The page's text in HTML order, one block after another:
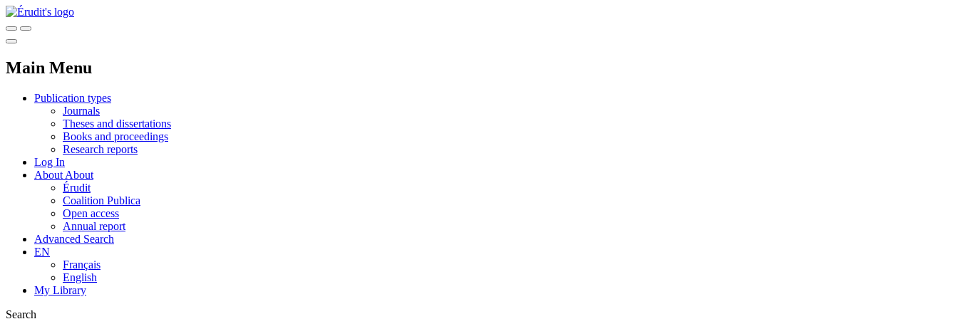
Main Menu
Publication types
Journals
Theses and dissertations
Books and proceedings
Research reports
Log In
About About
Érudit
Coalition Publica
Open access
Annual report
Advanced Search
EN
Français
English
My Library
Search